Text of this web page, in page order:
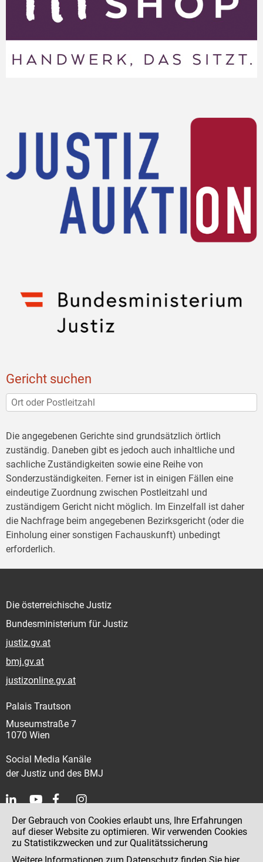
Gericht suchen
Die angegebenen Gerichte sind grundsätzlich örtlich
zuständig. Daneben gibt es jedoch auch inhaltliche und
sachliche Zuständigkeiten sowie eine Reihe von
Sonderzuständigkeiten. Ferner ist in einigen Fällen eine
eindeutige Zuordnung zwischen Postleitzahl und
zuständigem Gericht nicht möglich. Im Einzelfall ist daher
die Nachfrage beim angegebenen Bezirksgericht (oder die
Einholung einer sonstigen Fachauskunft) unbedingt
erforderlich.
Die österreichische Justiz
Bundesministerium für Justiz
justiz.gv.at
bmj.gv.at
justizonline.gv.at
Palais Trautson
Museumstraße 7
1070 Wien
Social Media Kanäle
der Justiz und des BMJ
Kontakt
Impressum
Der Gebrauch von Cookies erlaubt uns, Ihre Erfahrungen
auf dieser Website zu optimieren. Wir verwenden Cookies
zu Statistikzwecken und zur Qualitätssicherung